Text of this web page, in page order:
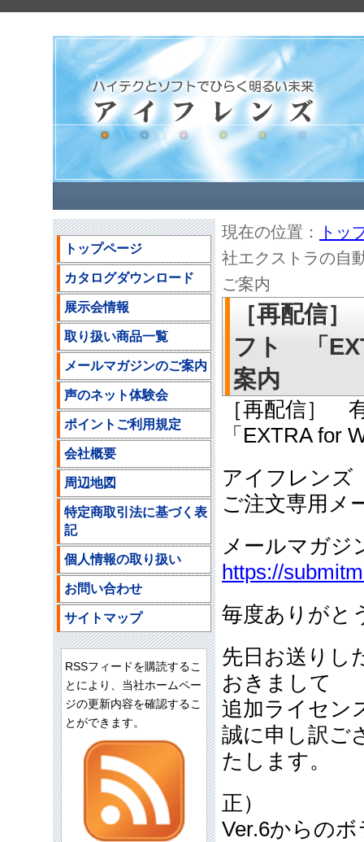
現在の位置：
トッ
社エクストラの自
ご案内
［再配信
フト 「
案内
［再配信］
「EXTRA for
アイフレン
ご注文専用
メールマガジ
https://
毎度ありがと
先日お送りし
おきまして
追加ライセン
誠に申し訳ご
たします。
正）
Ver.6からの
トップページ
カタログダウンロード
展示会情報
取り扱い商品一覧
メールマガジンのご案内
声のネット体験会
ポイントご利用規定
会社概要
周辺地図
特定商取引法に基づく表
記
個人情報の取り扱い
お問い合わせ
サイトマップ
RSSフィードを購読するこ
とにより、当社ホームペー
ジの更新内容を確認するこ
とができます。